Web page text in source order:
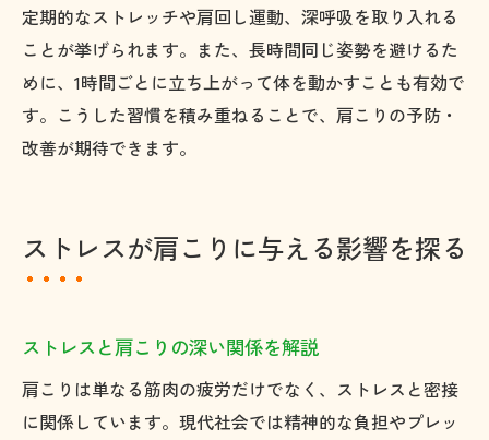
定期的なストレッチや肩回し運動、深呼吸を取り入れる
ことが挙げられます。また、長時間同じ姿勢を避けるた
めに、1時間ごとに立ち上がって体を動かすことも有効で
す。こうした習慣を積み重ねることで、肩こりの予防・
改善が期待できます。
ストレスが肩こりに与える影響を探る
ストレスと肩こりの深い関係を解説
肩こりは単なる筋肉の疲労だけでなく、ストレスと密接
に関係しています。現代社会では精神的な負担やプレッ